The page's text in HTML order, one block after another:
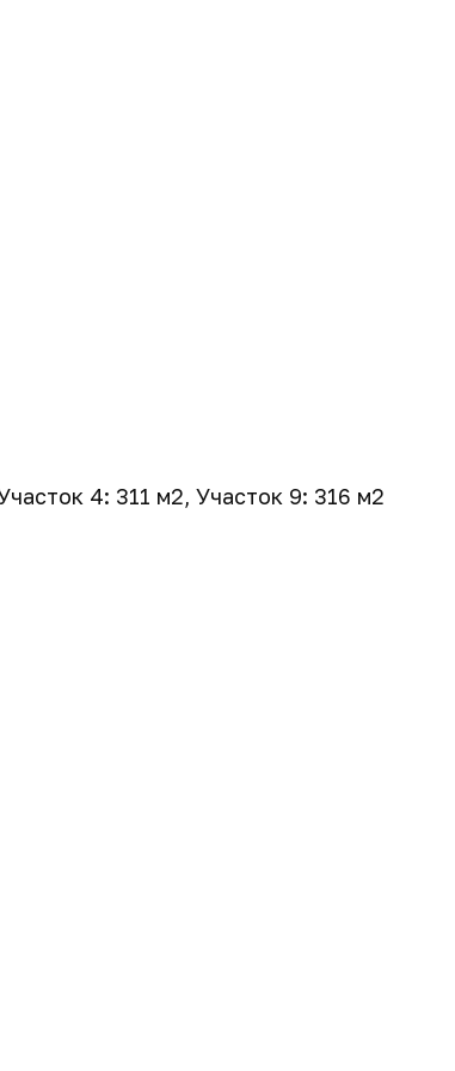
4: 311 м2, Участок 9: 316 м2